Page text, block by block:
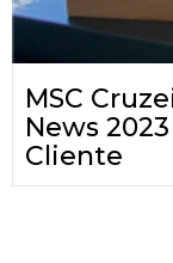
MSC
News
Cliente